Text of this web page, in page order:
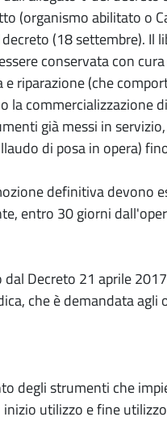
(organismo abilitato o
(18 settembre). Il
conservata con
riparazione (che
commercializzazione
già messi in
di posa in opera)
definitiva devono
entro 30 giorni
Decreto 21 aprile
che è demandata agli
degli strumenti che
utilizzo e fine